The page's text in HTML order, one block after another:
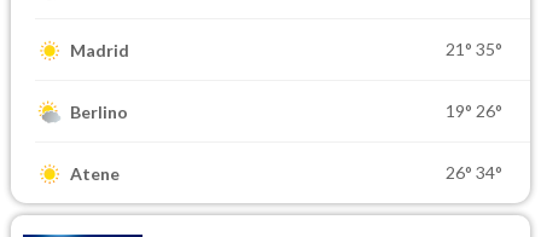
Madrid 21° 35°
Berlino 19° 26°
Atene 26° 34°